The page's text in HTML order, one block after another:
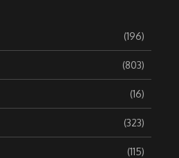
(196)
(803)
(16)
(323)
(115)